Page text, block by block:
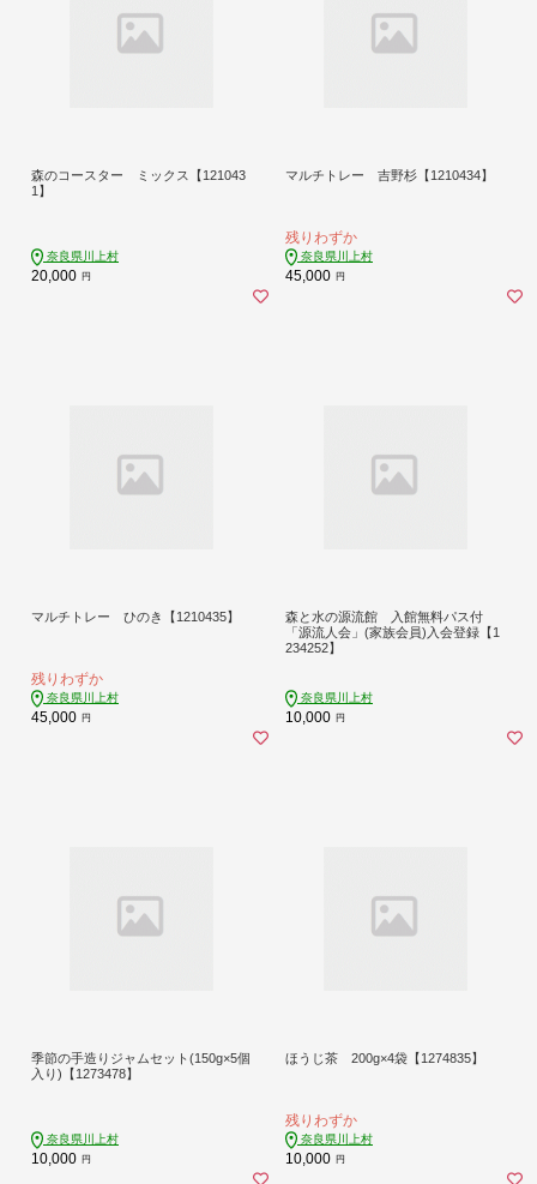
森のコースター ミックス【121043
1】
奈良県川上村
20,000 円
マルチトレー 吉野杉【1210434】
残りわずか
奈良県川上村
45,000 円
マルチトレー ひのき【1210435】
残りわずか
奈良県川上村
45,000 円
森と水の源流館 入館無料パス付
「源流人会」(家族会員)入会登録【1
234252】
奈良県川上村
10,000 円
季節の手造りジャムセット(150g×5個
入り)【1273478】
奈良県川上村
10,000 円
ほうじ茶 200g×4袋【1274835】
残りわずか
奈良県川上村
10,000 円